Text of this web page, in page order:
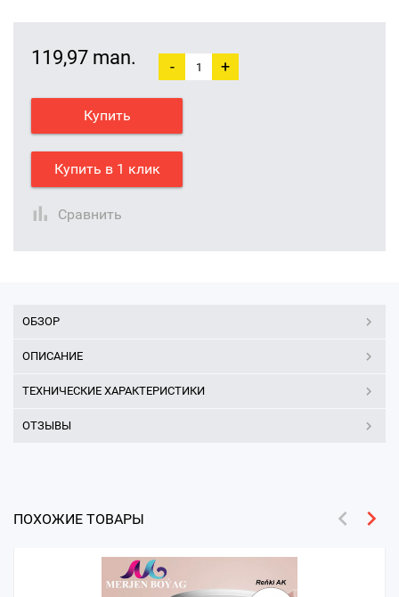
119,97 man. - +
Купить
Купить в 1 клик
Сравнить
ОБЗОР
ОПИСАНИЕ
ТЕХНИЧЕСКИЕ ХАРАКТЕРИСТИКИ
ОТЗЫВЫ
ПОХОЖИЕ ТОВАРЫ